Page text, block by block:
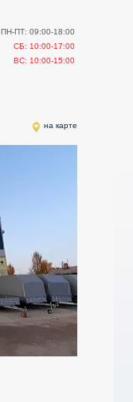
ПН-ПТ: 09:00-18:00
СБ: 10:00-17:00
ВС: 10:00-15:00
на карте